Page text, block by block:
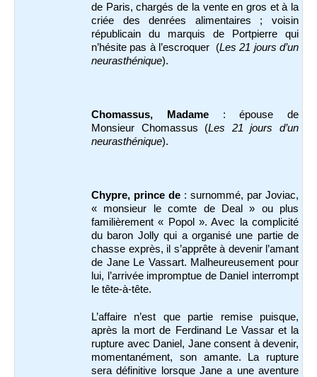
de Paris, chargés de la vente en gros et à la
criée des denrées alimentaires ; voisin
républicain du marquis de Portpierre qui
n’hésite pas à l’escroquer (Les 21 jours d’un
neurasthénique).
Chomassus, Madame : épouse de
Monsieur Chomassus (Les 21 jours d’un
neurasthénique).
Chypre, prince de : surnommé, par Joviac,
« monsieur le comte de Deal » ou plus
familièrement « Popol ». Avec la complicité
du baron Jolly qui a organisé une partie de
chasse exprès, il s’apprête à devenir l’amant
de Jane Le Vassart. Malheureusement pour
lui, l’arrivée impromptue de Daniel interrompt
le tête-à-tête.
L’affaire n’est que partie remise puisque,
après la mort de Ferdinand Le Vassar et la
rupture avec Daniel, Jane consent à devenir,
momentanément, son amante. La rupture
sera définitive lorsque Jane a une aventure